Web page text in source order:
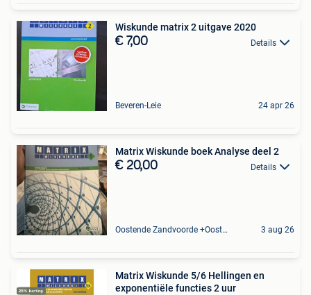
Wiskunde matrix 2 uitgave 2020
€ 7,00 Details
Beveren-Leie 24 apr 26
Matrix Wiskunde boek Analyse deel 2
€ 20,00 Details
Oostende Zandvoorde +Oostende 3 aug 26
Matrix Wiskunde 5/6 Hellingen en
exponentiële functies 2 uur